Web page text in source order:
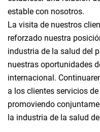
estable con nosotros.
La visita de nuestros
reforzado nuestra
industria de la salud del
nuestras oportunidades
internacional.
a los clientes servicios
promoviendo
la industria de la salud